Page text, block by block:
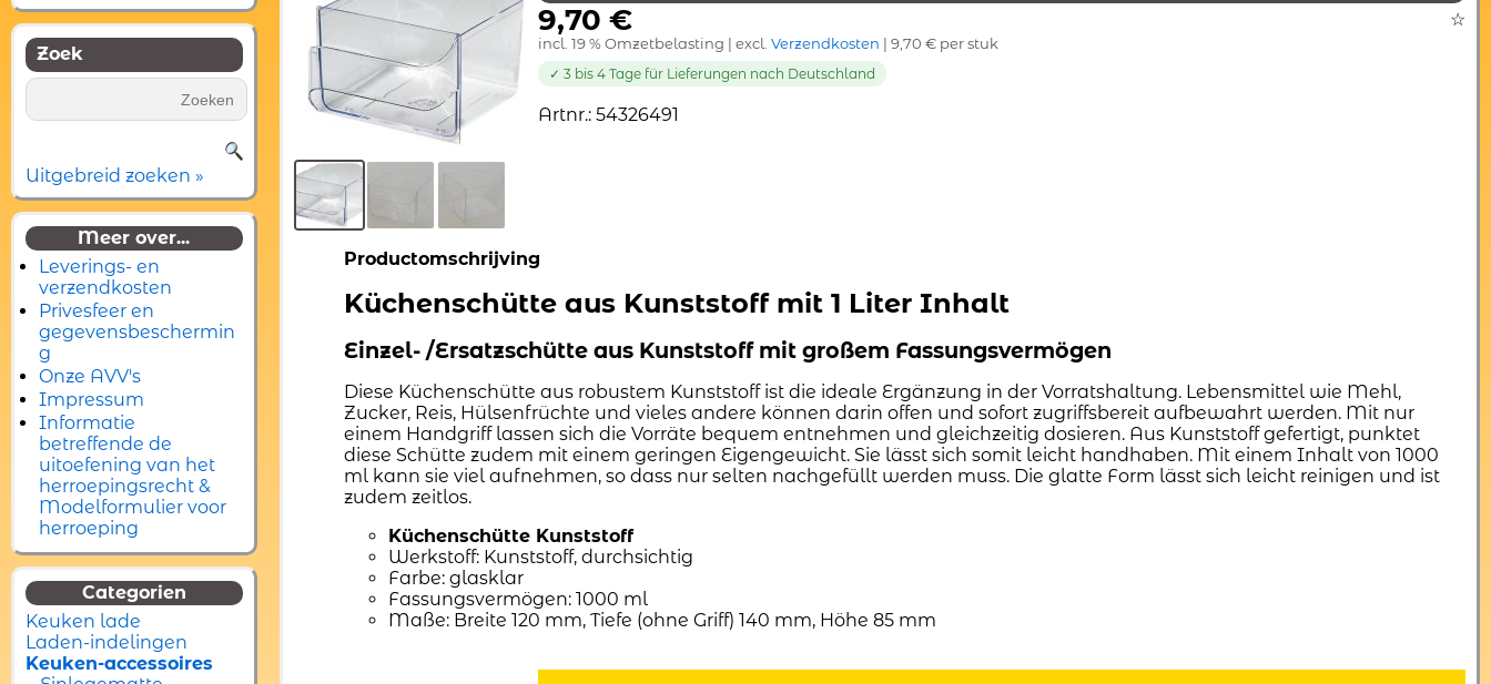
Zoek
Uitgebreid zoeken »
Meer over...
Leverings- en
verzendkosten
Privesfeer en
gegevensbeschermin
g
Onze AVV's
Impressum
Informatie
betreffende de
uitoefening van het
herroepingsrecht &
Modelformulier voor
herroeping
Categorien
Keuken lade
Laden-indelingen
Keuken-accessoires
9,70 € ☆
incl. 19 % Omzetbelasting | excl. Verzendkosten | 9,70 € per stuk
✓ 3 bis 4 Tage für Lieferungen nach Deutschland
Artnr.: 54326491
Productomschrijving
Küchenschütte aus Kunststoff mit 1 Liter Inhalt
Einzel- /Ersatzschütte aus Kunststoff mit großem Fassungsvermögen
Diese Küchenschütte aus robustem Kunststoff ist die ideale Ergänzung in der Vorratshaltung. Lebensmittel wie Mehl,
Zucker, Reis, Hülsenfrüchte und vieles andere können darin offen und sofort zugriffsbereit aufbewahrt werden. Mit nur
einem Handgriff lassen sich die Vorräte bequem entnehmen und gleichzeitig dosieren. Aus Kunststoff gefertigt, punktet
diese Schütte zudem mit einem geringen Eigengewicht. Sie lässt sich somit leicht handhaben. Mit einem Inhalt von 1000
ml kann sie viel aufnehmen, so dass nur selten nachgefüllt werden muss. Die glatte Form lässt sich leicht reinigen und ist
zudem zeitlos.
Küchenschütte Kunststoff
Werkstoff: Kunststoff, durchsichtig
Farbe: glasklar
Fassungsvermögen: 1000 ml
Maße: Breite 120 mm, Tiefe (ohne Griff) 140 mm, Höhe 85 mm